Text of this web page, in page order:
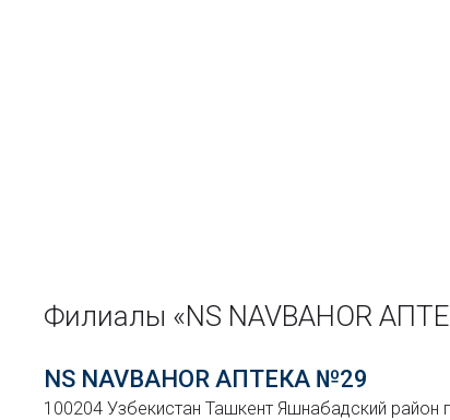
Филиалы «NS NAVBAHOR
NS NAVBAHOR АПТЕКА №29
100204 Узбекистан Ташкент Яшнабадский район